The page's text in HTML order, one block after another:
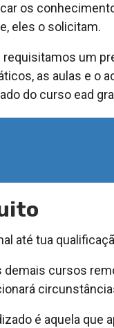
os
eles o solicitam.
um
as aulas e o
do curso ead
até tua
demais cursos
é aquela que